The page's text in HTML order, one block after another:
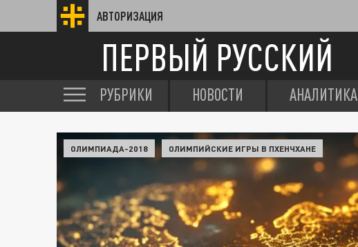
АВТОРИЗАЦИЯ
ПЕРВЫЙ РУССКИЙ
РУБРИКИ НОВОСТИ АНАЛИТИКА
ОЛИМПИАДА-2018 ОЛИМПИЙСКИЕ ИГРЫ В ПХЕНЧХАНЕ